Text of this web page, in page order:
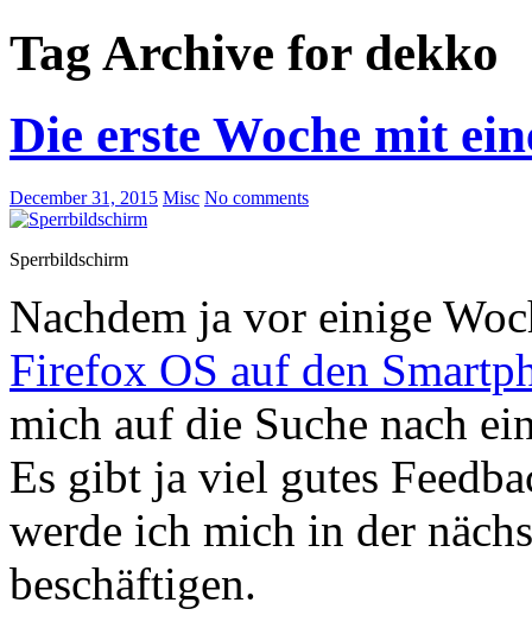
Tag Archive for dekko
Die erste Woche mit
December 31, 2015 Misc No comments
Sperrbildschirm
Nachdem ja vor einige
Firefox OS auf den
mich auf die Suche nach
Es gibt ja viel gutes
werde ich mich in der
beschäftigen.